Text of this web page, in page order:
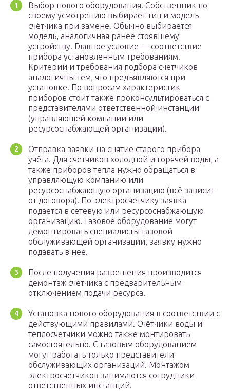
Выбор нового оборудования. Собственник по
своему усмотрению выбирает тип и модель
счётчика при замене. Обычно выбирается
модель, аналогичная ранее стоявшему
устройству. Главное условие — соответствие
прибора установленным требованиям.
Критерии и требования подбора счётчиков
аналогичны тем, что предъявляются при
установке. По вопросам характеристик
приборов стоит также проконсультироваться с
представителями ответственной инстанции
(управляющей компании или
ресурсоснабжающей организации).
Отправка заявки на снятие старого прибора
учёта. Для счётчиков холодной и горячей воды, а
также приборов тепла нужно обращаться в
управляющую компанию или
ресурсоснабжающую организацию (всё зависит
от договора). По электросчетчику заявка
подаётся в сетевую или ресурсоснабжающую
организацию. Газовое оборудование могут
демонтировать специалисты газовой
обслуживающей организации, заявку нужно
подавать в неё.
После получения разрешения производится
демонтаж счётчика с предварительным
отключением подачи ресурса.
Установка нового оборудования в соответствии с
действующими правилами. Счётчики воды и
теплосчетчики можно также монтировать
самостоятельно. С газовым оборудованием
могут работать только представители
обслуживающих организаций. Монтажом
электросчётчиков занимаются сотрудники
ответственных инстанций.